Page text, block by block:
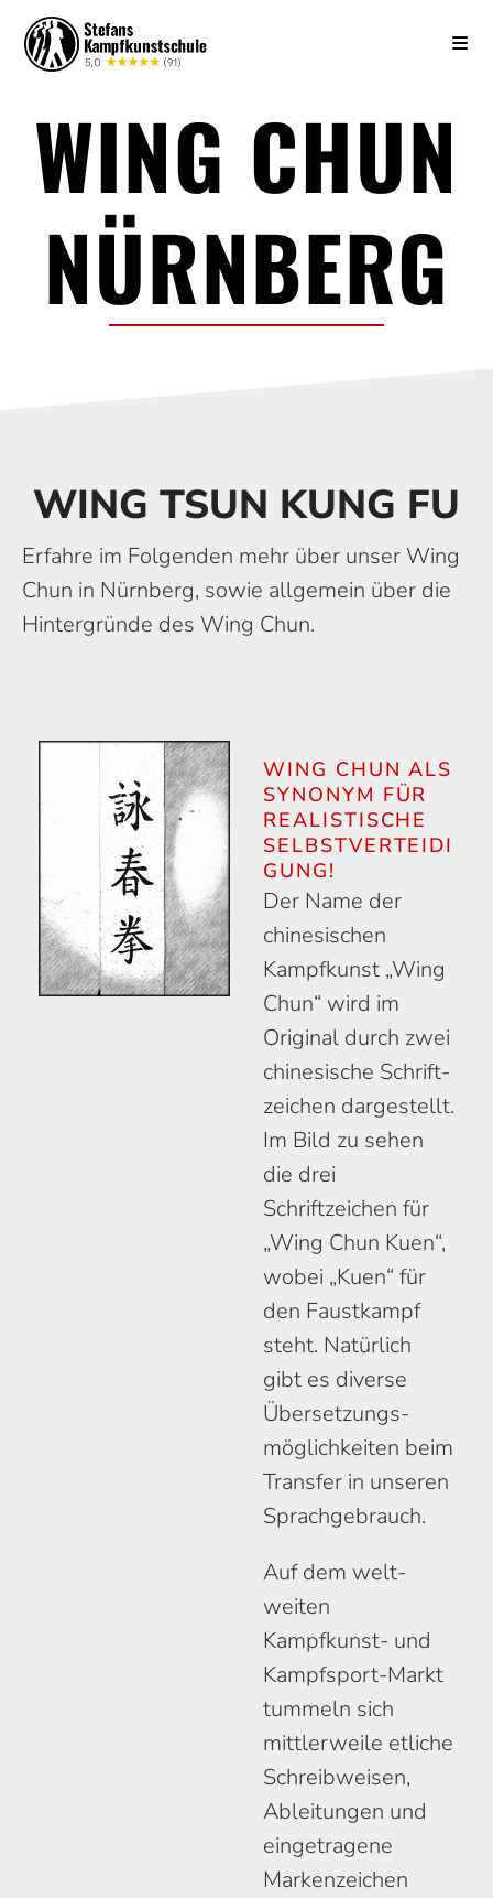
WING CHUN
NÜRN­BERG
WING TSUN KUNG FU
Erfahre im Folgenden mehr über unser Wing
Chun in Nürnberg, sowie allgemein über die
Hintergründe des Wing Chun.
WING CHUN ALS
SYNONYM FÜR
REALISTISCHE
SELBSTVERTEIDI
GUNG!
Der Name der
chinesischen
Kampf­kunst „Wing
Chun“ wird im
Original durch zwei
chinesische Schrift­
zeichen dar­gestellt.
Im Bild zu sehen
die drei
Schriftzeichen für
„Wing Chun Kuen“,
wobei „Kuen“ für
den Faust­kampf
steht. Natürlich
gibt es diverse
Über­setzungs­
möglichkeiten beim
Transfer in unseren
Sprach­gebrauch.
Auf dem welt­
weiten
Kampfkunst- und
Kampfsport-Markt
tum­meln sich
mittler­weile etliche
Schreib­weisen,
Ableitungen und
ein­getragene
Marken­zeichen